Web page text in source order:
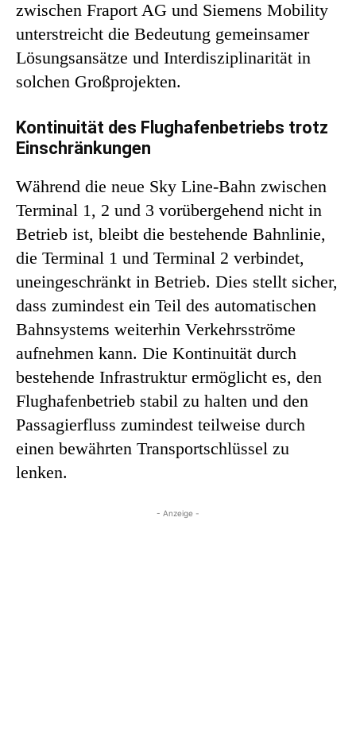
zwischen Fraport AG und Siemens Mobility
unterstreicht die Bedeutung gemeinsamer
Lösungsansätze und Interdisziplinarität in
solchen Großprojekten.
Kontinuität des Flughafenbetriebs trotz
Einschränkungen
Während die neue Sky Line-Bahn zwischen
Terminal 1, 2 und 3 vorübergehend nicht in
Betrieb ist, bleibt die bestehende Bahnlinie,
die Terminal 1 und Terminal 2 verbindet,
uneingeschränkt in Betrieb. Dies stellt sicher,
dass zumindest ein Teil des automatischen
Bahnsystems weiterhin Verkehrsströme
aufnehmen kann. Die Kontinuität durch
bestehende Infrastruktur ermöglicht es, den
Flughafenbetrieb stabil zu halten und den
Passagierfluss zumindest teilweise durch
einen bewährten Transportschlüssel zu
lenken.
- Anzeige -